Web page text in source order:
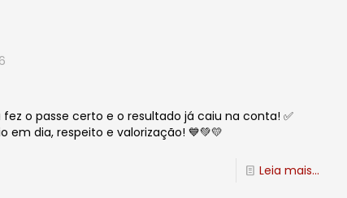
fez o passe certo e o resultado já caiu na conta! ✅
em dia, respeito e valorização! 💙💚💛
Leia mais...